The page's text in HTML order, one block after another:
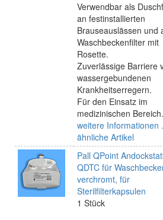
Verwendbar als
an festinstallierten
Brauseauslässen und
Waschbeckenfilter mit
Rosette.
Zuverlässige Barriere
wassergebundenen
Krankheitserregern.
Für den Einsatz im
medizinischen Bereich.
weitere Informationen
ähnliche Artikel
Pall QPoint
QDTC für
verchromt, für
Sterilfilterkapsulen
1 Stück